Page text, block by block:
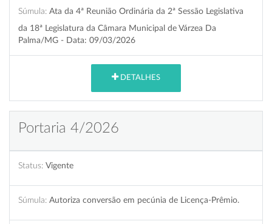
Súmula: Ata da 4ª Reunião Ordinária da 2ª Sessão Legislativa
da 18ª Legislatura da Câmara Municipal de Várzea Da
Palma/MG - Data: 09/03/2026
DETALHES
Portaria 4/2026
Status: Vigente
Súmula: Autoriza conversão em pecúnia de Licença-Prêmio.